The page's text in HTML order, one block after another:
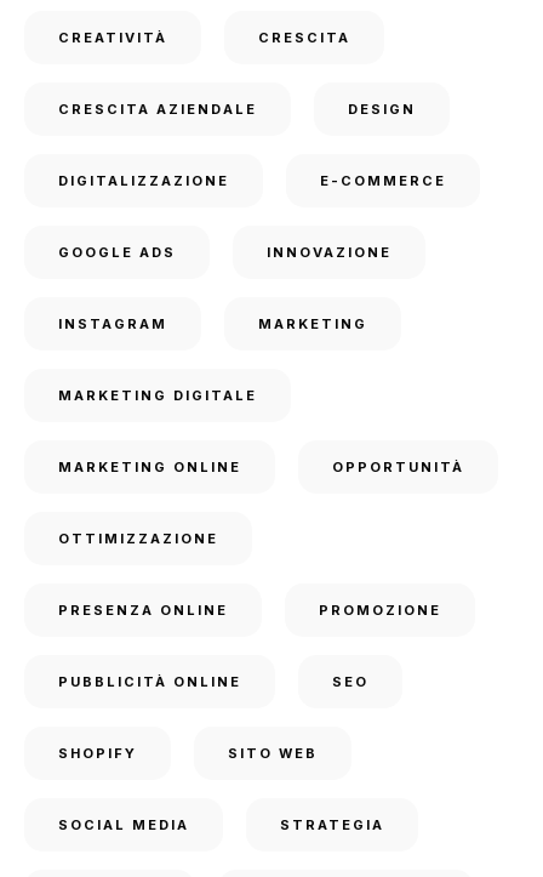
CREATIVITÀ CRESCITA
CRESCITA AZIENDALE DESIGN
DIGITALIZZAZIONE E-COMMERCE
GOOGLE ADS INNOVAZIONE
INSTAGRAM MARKETING
MARKETING DIGITALE
MARKETING ONLINE OPPORTUNITÀ
OTTIMIZZAZIONE
PRESENZA ONLINE PROMOZIONE
PUBBLICITÀ ONLINE SEO
SHOPIFY SITO WEB
SOCIAL MEDIA STRATEGIA